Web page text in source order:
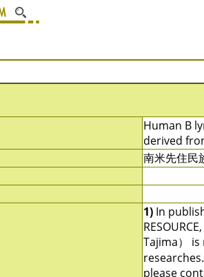
Human B
derived
南米先住民
1) In
Tajima）
please